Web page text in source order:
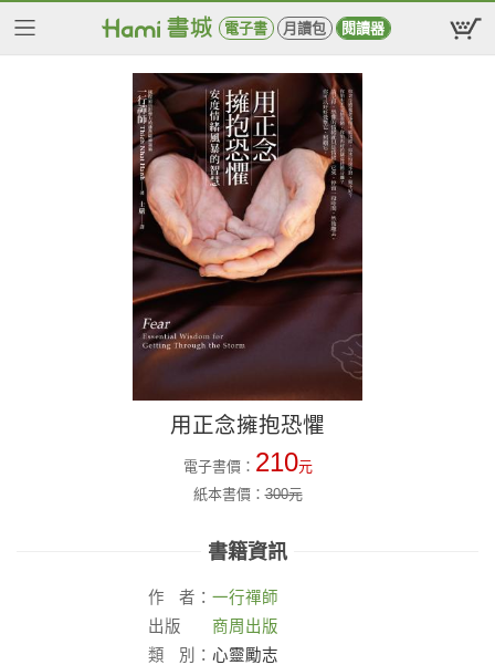
電子書 月讀包 閱讀器
用正念擁抱恐懼
電子書價： 210元
紙本書價：300元
書籍資訊
作 者： 一行禪師
出版
社：
商周出版
類
別： 心靈勵志